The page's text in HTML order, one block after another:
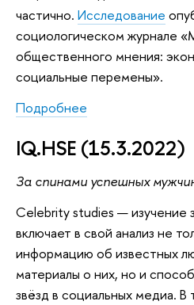
частично. Исследование
социологическом журнале
общественного мнения:
социальные перемены».
Подробнее
IQ.HSE (15.3.2022)
За спинами успешных
Celebrity studies — изучение
включает в свой анализ не
информацию об известных
материалы о них, но и
звёзд в социальных медиа. В